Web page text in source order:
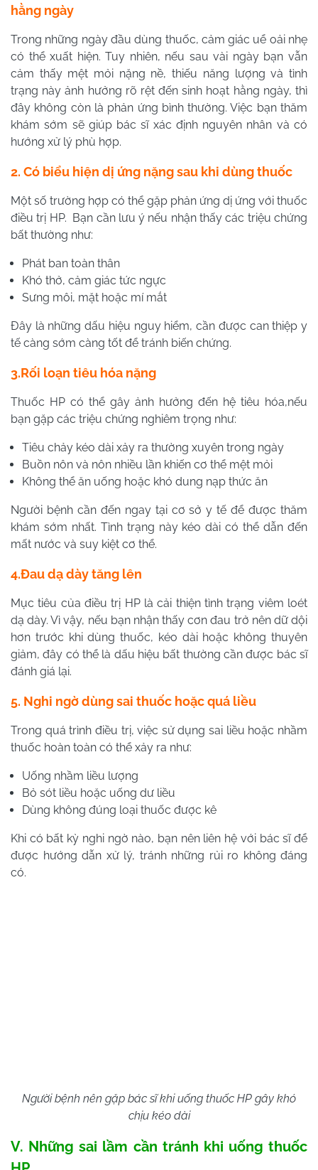
hằng ngày
Trong những ngày đầu dùng thuốc, cảm giác uể oải nhẹ
có thể xuất hiện. Tuy nhiên, nếu sau vài ngày bạn vẫn
cảm thấy mệt mỏi nặng nề, thiếu năng lượng và tình
trạng này ảnh hưởng rõ rệt đến sinh hoạt hằng ngày, thì
đây không còn là phản ứng bình thường. Việc bạn thăm
khám sớm sẽ giúp bác sĩ xác định nguyên nhân và có
hướng xử lý phù hợp.
2. Có biểu hiện dị ứng nặng sau khi dùng thuốc
Một số trường hợp có thể gặp phản ứng dị ứng với thuốc
điều trị HP. Bạn cần lưu ý nếu nhận thấy các triệu chứng
bất thường như:
Phát ban toàn thân
Khó thở, cảm giác tức ngực
Sưng môi, mặt hoặc mí mắt
Đây là những dấu hiệu nguy hiểm, cần được can thiệp y
tế càng sớm càng tốt để tránh biến chứng.
3.Rối loạn tiêu hóa nặng
Thuốc HP có thể gây ảnh hưởng đến hệ tiêu hóa,nếu
bạn gặp các triệu chứng nghiêm trọng như:
Tiêu chảy kéo dài xảy ra thường xuyên trong ngày
Buồn nôn và nôn nhiều lần khiến cơ thể mệt mỏi
Không thể ăn uống hoặc khó dung nạp thức ăn
Người bệnh cần đến ngay tại cơ sở y tế để được thăm
khám sớm nhất. Tình trạng này kéo dài có thể dẫn đến
mất nước và suy kiệt cơ thể.
4.Đau dạ dày tăng lên
Mục tiêu của điều trị HP là cải thiện tình trạng viêm loét
dạ dày. Vì vậy, nếu bạn nhận thấy cơn đau trở nên dữ dội
hơn trước khi dùng thuốc, kéo dài hoặc không thuyên
giảm, đây có thể là dấu hiệu bất thường cần được bác sĩ
đánh giá lại.
5. Nghi ngờ dùng sai thuốc hoặc quá liều
Trong quá trình điều trị, việc sử dụng sai liều hoặc nhầm
thuốc hoàn toàn có thể xảy ra như:
Uống nhầm liều lượng
Bỏ sót liều hoặc uống dư liều
Dùng không đúng loại thuốc được kê
Khi có bất kỳ nghi ngờ nào, bạn nên liên hệ với bác sĩ để
được hướng dẫn xử lý, tránh những rủi ro không đáng
có.
Người bệnh nên gặp bác sĩ khi uống thuốc HP gây khó
chịu kéo dài
V. Những sai lầm cần tránh khi uống thuốc